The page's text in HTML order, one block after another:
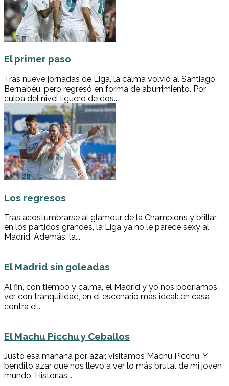
El primer paso
Tras nueve jornadas de Liga, la calma volvió al Santiago
Bernabéu, pero regresó en forma de aburrimiento. Por
culpa del nivel liguero de dos...
Los regresos
Tras acostumbrarse al glamour de la Champions y brillar
en los partidos grandes, la Liga ya no le parece sexy al
Madrid. Además, la...
El Madrid sin goleadas
Al fin, con tiempo y calma, el Madrid y yo nos podríamos
ver con tranquilidad, en el escenario más ideal: en casa
contra el...
El Machu Picchu y Ceballos
Justo esa mañana por azar, visitamos Machu Picchu. Y
bendito azar que nos llevó a ver lo más brutal de mi joven
mundo. Historias...